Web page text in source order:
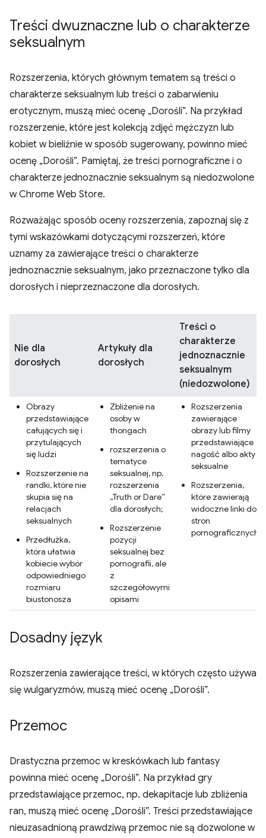
Treści dwuznaczne lub o charakterze
seksualnym
Rozszerzenia, których głównym tematem są treści o
charakterze seksualnym lub treści o zabarwieniu
erotycznym, muszą mieć ocenę „Dorośli”. Na przykład
rozszerzenie, które jest kolekcją zdjęć mężczyzn lub
kobiet w bieliźnie w sposób sugerowany, powinno mieć
ocenę „Dorośli”. Pamiętaj, że treści pornograficzne i o
charakterze jednoznacznie seksualnym są niedozwolone
w Chrome Web Store.
Rozważając sposób oceny rozszerzenia, zapoznaj się z
tymi wskazówkami dotyczącymi rozszerzeń, które
uznamy za zawierające treści o charakterze
jednoznacznie seksualnym, jako przeznaczone tylko dla
dorosłych i nieprzeznaczone dla dorosłych.
Nie dla
dorosłych
Artykuły dla
dorosłych
Treści o
charakterze
jednoznacznie
seksualnym
(niedozwolone)
Obrazy
przedstawiające
całujących się i
przytulających
się ludzi
Rozszerzenie na
randki, które nie
skupia się na
relacjach
seksualnych
Przedłużka,
która ułatwia
kobiecie wybór
odpowiedniego
rozmiaru
biustonosza
Zbliżenie na
osoby w
thongach
rozszerzenia o
tematyce
seksualnej, np.
rozszerzenia
„Truth or Dare”
dla dorosłych;
Rozszerzenie
pozycji
seksualnej bez
pornografii, ale
z
szczegółowymi
opisami
Rozszerzenia
zawierające
obrazy lub filmy
przedstawiające
nagość albo akty
seksualne
Rozszerzenia,
które zawierają
widoczne linki do
stron
pornograficznych
Dosadny język
Rozszerzenia zawierające treści, w których często używa
się wulgaryzmów, muszą mieć ocenę „Dorośli”.
Przemoc
Drastyczna przemoc w kreskówkach lub fantasy
powinna mieć ocenę „Dorośli”. Na przykład gry
przedstawiające przemoc, np. dekapitacje lub zbliżenia
ran, muszą mieć ocenę „Dorośli”. Treści przedstawiające
nieuzasadnioną prawdziwą przemoc nie są dozwolone w